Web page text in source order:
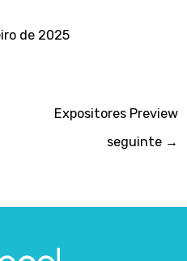
de 2025
Expositores Preview
seguinte →